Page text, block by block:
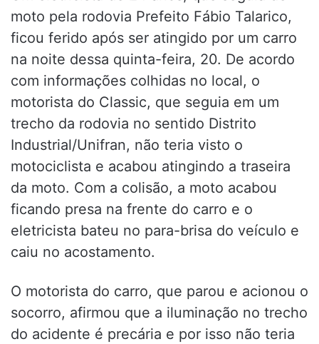
moto pela rodovia Prefeito Fábio Talarico,
ficou ferido após ser atingido por um carro
na noite dessa quinta-feira, 20. De acordo
com informações colhidas no local, o
motorista do Classic, que seguia em um
trecho da rodovia no sentido Distrito
Industrial/Unifran, não teria visto o
motociclista e acabou atingindo a traseira
da moto. Com a colisão, a moto acabou
ficando presa na frente do carro e o
eletricista bateu no para-brisa do veículo e
caiu no acostamento.
O motorista do carro, que parou e acionou o
socorro, afirmou que a iluminação no trecho
do acidente é precária e por isso não teria